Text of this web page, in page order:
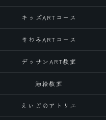
キッズARTコース
きわみARTコース
デッサンART教室
油絵教室
えいごのアトリエ